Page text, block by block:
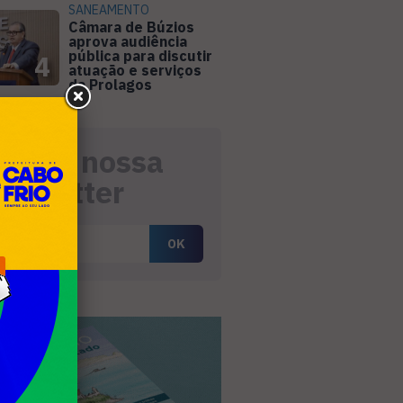
4
SANEAMENTO
Câmara de Búzios
aprova audiência
pública para discutir
atuação e serviços
da Prolagos
nossa